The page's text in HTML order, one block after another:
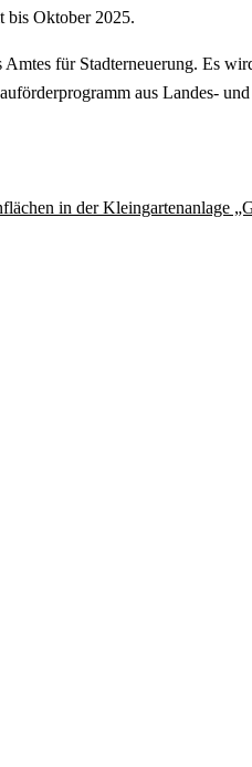
bis Oktober 2025.
Amtes für Stadterneuerung. Es
aus Landes-
in der Kleingartenanlage